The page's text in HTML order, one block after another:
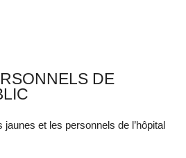
DE
et les personnels de l’hôpital